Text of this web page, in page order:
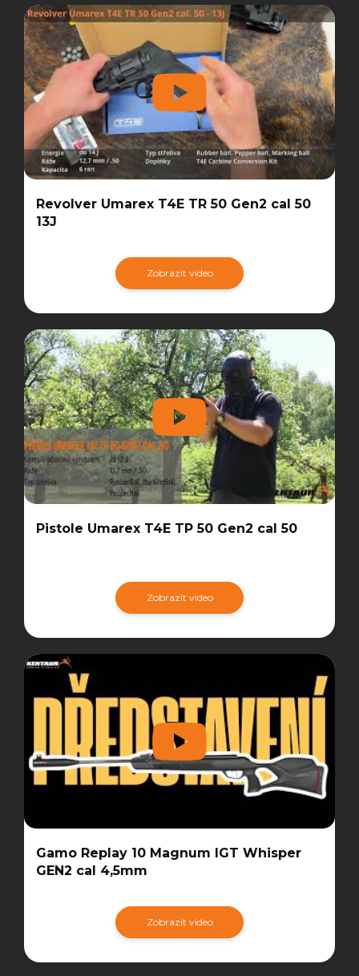
Revolver Umarex T4E TR 50 Gen2 cal 50
13J
Zobrazit video
Pistole Umarex T4E TP 50 Gen2 cal 50
Zobrazit video
Gamo Replay 10 Magnum IGT Whisper
GEN2 cal 4,5mm
Zobrazit video